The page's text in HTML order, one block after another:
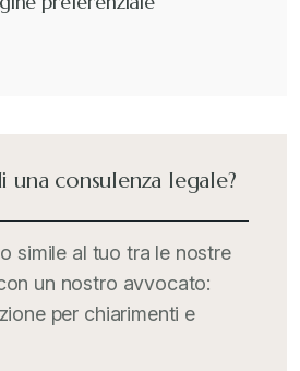
consulenza legale?
simile al tuo tra le nostre
un nostro avvocato:
per chiarimenti e